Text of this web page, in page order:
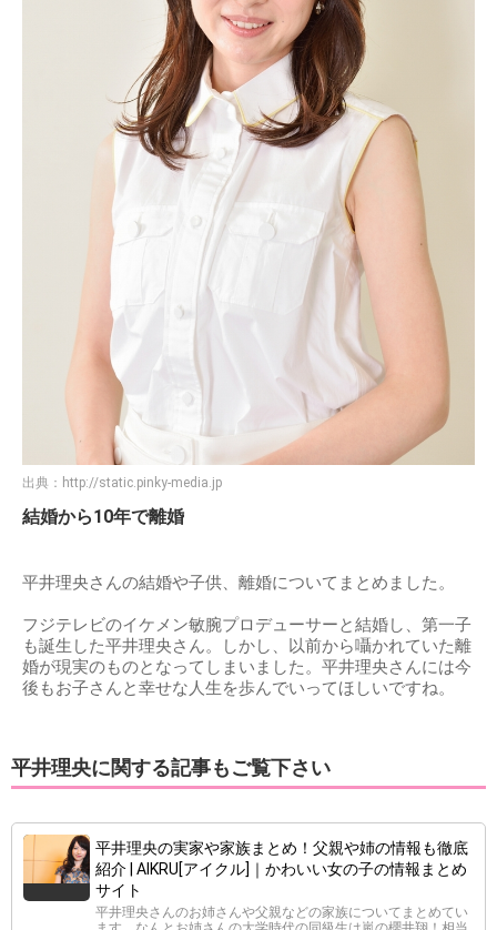
出典： http://static.pinky-media.jp
結婚から10年で離婚
平井理央さんの結婚や子供、離婚についてまとめました。
フジテレビのイケメン敏腕プロデューサーと結婚し、第一子
も誕生した平井理央さん。しかし、以前から囁かれていた離
婚が現実のものとなってしまいました。平井理央さんには今
後もお子さんと幸せな人生を歩んでいってほしいですね。
平井理央に関する記事もご覧下さい
平井理央の実家や家族まとめ！父親や姉の情報も徹底
紹介 | AIKRU[アイクル]｜かわいい女の子の情報まとめ
サイト
平井理央さんのお姉さんや父親などの家族についてまとめてい